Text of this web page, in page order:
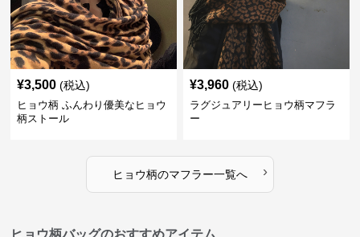
¥3,500 (税込)
ヒョウ柄 ふんわり優美なヒョウ
柄ストール
¥3,960 (税込)
ラグジュアリーヒョウ柄マフラ
ー
ヒョウ柄のマフラー一覧へ ›
ヒョウ柄バッグのおすすめアイテム